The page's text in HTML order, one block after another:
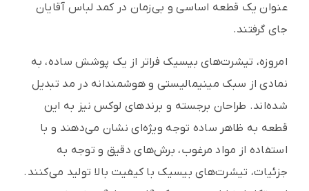
عنوان یک قطعه اساسی و بی‌زمان در کمد لباس آقایان
جای گرفتند.
امروزه، تیشرت‌های بیسیک فراتر از یک پوشش ساده، به
نمادی از سبک مینیمالیستی و هوشمندانه در مد تبدیل
شده‌اند. طراحان برجسته و برندهای لوکس نیز به این
قطعه به ظاهر ساده توجه ویژه‌ای نشان می‌دهند و با
استفاده از مواد مرغوب، برش‌های دقیق و توجه به
جزئیات، تیشرت‌های بیسیک با کیفیت بالا تولید می‌کنند.